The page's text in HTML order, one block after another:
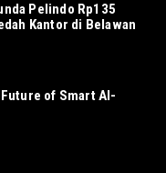
Pelindo Rp135
Kantor di Belawan
of Smart AI-